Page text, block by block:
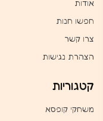
אודות
חפשו חנות
צרו קשר
הצהרת נגישות
קטגוריות
משחקי קופסא